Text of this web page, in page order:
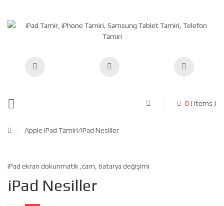
0 ( items )
Apple iPad Tamiri/iPad Nesiller
iPad ekran dokunmatik ,cam, batarya değişimi
iPad Nesiller